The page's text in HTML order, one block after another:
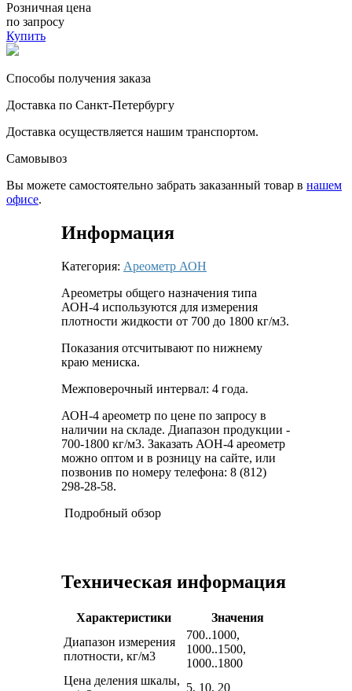
Розничная цена
по запросу
Купить
Способы получения заказа
Доставка по Санкт-Петербургу
Доставка осуществляется нашим транспортом.
Самовывоз
Вы можете самостоятельно забрать заказанный товар в нашем
офисе.
Информация
Категория: Ареометр АОН
Ареометры общего назначения типа
АОН-4 используются для измерения
плотности жидкости от 700 до 1800 кг/м3.
Показания отсчитывают по нижнему
краю мениска.
Межповерочный интервал: 4 года.
АОН-4 ареометр по цене по запросу в
наличии на складе. Диапазон продукции -
700-1800 кг/м3. Заказать АОН-4 ареометр
можно оптом и в розницу на сайте, или
позвонив по номеру телефона: 8 (812)
298-28-58.
Подробный обзор
Техническая информация
Характеристики
Значения
Диапазон измерения
плотности, кг/м3
700..1000,
1000..1500,
1000..1800
Цена деления шкалы,
5, 10, 20